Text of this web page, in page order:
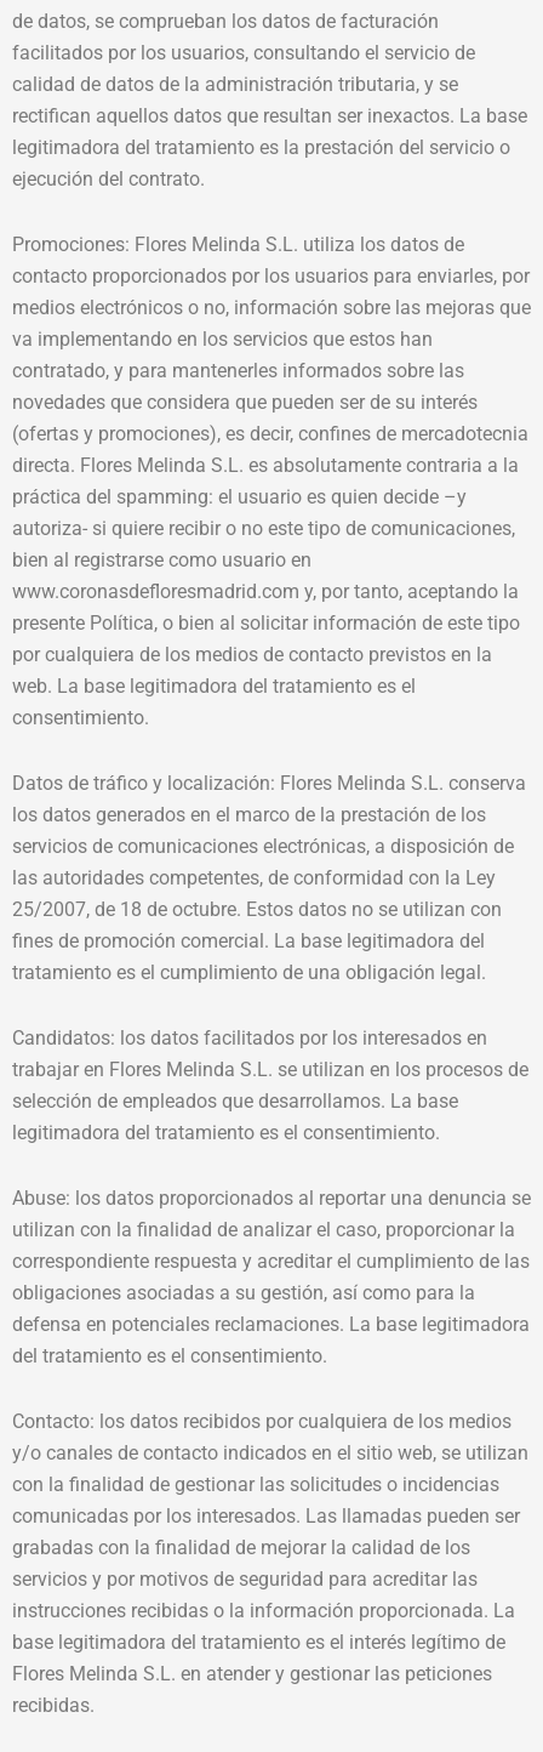
de datos, se comprueban los datos de facturación
facilitados por los usuarios, consultando el servicio de
calidad de datos de la administración tributaria, y se
rectifican aquellos datos que resultan ser inexactos. La base
legitimadora del tratamiento es la prestación del servicio o
ejecución del contrato.
Promociones: Flores Melinda S.L. utiliza los datos de
contacto proporcionados por los usuarios para enviarles, por
medios electrónicos o no, información sobre las mejoras que
va implementando en los servicios que estos han
contratado, y para mantenerles informados sobre las
novedades que considera que pueden ser de su interés
(ofertas y promociones), es decir, confines de mercadotecnia
directa. Flores Melinda S.L. es absolutamente contraria a la
práctica del spamming: el usuario es quien decide –y
autoriza- si quiere recibir o no este tipo de comunicaciones,
bien al registrarse como usuario en
www.coronasdefloresmadrid.com y, por tanto, aceptando la
presente Política, o bien al solicitar información de este tipo
por cualquiera de los medios de contacto previstos en la
web. La base legitimadora del tratamiento es el
consentimiento.
Datos de tráfico y localización: Flores Melinda S.L. conserva
los datos generados en el marco de la prestación de los
servicios de comunicaciones electrónicas, a disposición de
las autoridades competentes, de conformidad con la Ley
25/2007, de 18 de octubre. Estos datos no se utilizan con
fines de promoción comercial. La base legitimadora del
tratamiento es el cumplimiento de una obligación legal.
Candidatos: los datos facilitados por los interesados en
trabajar en Flores Melinda S.L. se utilizan en los procesos de
selección de empleados que desarrollamos. La base
legitimadora del tratamiento es el consentimiento.
Abuse: los datos proporcionados al reportar una denuncia se
utilizan con la finalidad de analizar el caso, proporcionar la
correspondiente respuesta y acreditar el cumplimiento de las
obligaciones asociadas a su gestión, así como para la
defensa en potenciales reclamaciones. La base legitimadora
del tratamiento es el consentimiento.
Contacto: los datos recibidos por cualquiera de los medios
y/o canales de contacto indicados en el sitio web, se utilizan
con la finalidad de gestionar las solicitudes o incidencias
comunicadas por los interesados. Las llamadas pueden ser
grabadas con la finalidad de mejorar la calidad de los
servicios y por motivos de seguridad para acreditar las
instrucciones recibidas o la información proporcionada. La
base legitimadora del tratamiento es el interés legítimo de
Flores Melinda S.L. en atender y gestionar las peticiones
recibidas.